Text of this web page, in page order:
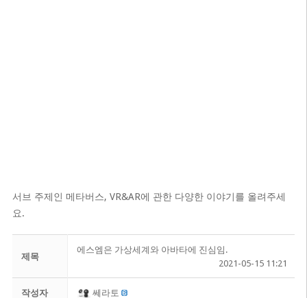
서브 주제인 메타버스, VR&AR에 관한 다양한 이야기를 올려주세
요.
제목
에스엠은 가상세계와 아바타에 진심임.
2021-05-15 11:21
작성자 쎄라토